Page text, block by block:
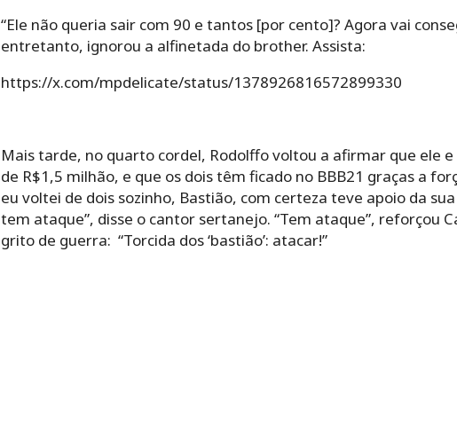
“Ele não queria sair com 90 e tantos [por cento]? Agora vai
entretanto, ignorou a alfinetada do brother. Assista:
https://x.com/mpdelicate/status/1378926816572899330
Mais tarde, no quarto cordel, Rodolffo voltou a afirmar que ele
de R$1,5 milhão, e que os dois têm ficado no BBB21 graças a
eu voltei de dois sozinho, Bastião, com certeza teve apoio da
tem ataque”, disse o cantor sertanejo. “Tem ataque”, reforçou
grito de guerra: “Torcida dos ‘bastião’: atacar!”